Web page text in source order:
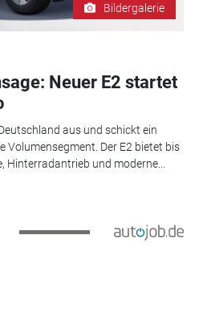
Bildergalerie
Neuer E2 startet
aus und schickt ein
Volumensegment. Der E2 bietet bis
Hinterradantrieb und moderne...